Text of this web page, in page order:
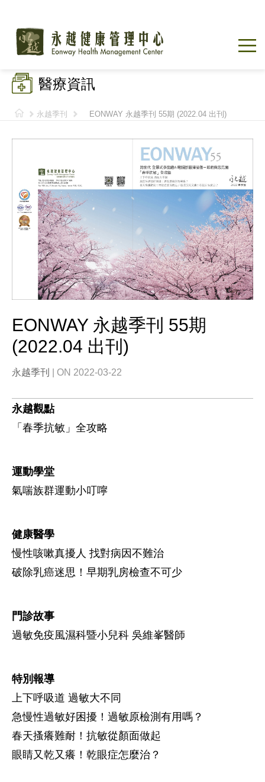
醫療資訊
永越季刊 EONWAY 永越季刊 55期 (2022.04 出刊)
EONWAY 永越季刊 55期
(2022.04 出刊)
永越季刊 | ON 2022-03-22
永越觀點
「春季抗敏」全攻略
運動學堂
氣喘族群運動小叮嚀
健康醫學
慢性咳嗽真擾人 找對病因不難治
破除乳癌迷思！早期乳房檢查不可少
門診故事
過敏免疫風濕科暨小兒科 吳維峯醫師
特別報導
上下呼吸道 過敏大不同
急慢性過敏好困擾！過敏原檢測有用嗎？
春天搔癢難耐！抗敏從顏面做起
眼睛又乾又癢！乾眼症怎麼治？